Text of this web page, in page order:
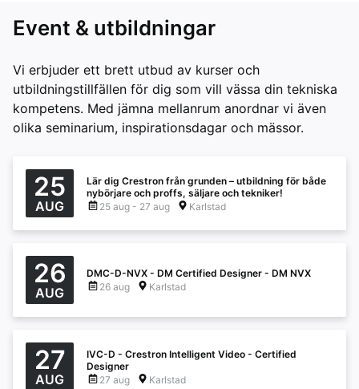
Event & utbildningar
Vi erbjuder ett brett utbud av kurser och
utbildningstillfällen för dig som vill vässa din tekniska
kompetens. Med jämna mellanrum anordnar vi även
olika seminarium, inspirationsdagar och mässor.
25
AUG
Lär dig Crestron från grunden – utbildning för både
nybörjare och proffs, säljare och tekniker!
25 aug - 27 aug
Karlstad
26
AUG
DMC-D-NVX - DM Certified Designer - DM NVX
26 aug
Karlstad
27
AUG
IVC-D - Crestron Intelligent Video - Certified
Designer
27 aug
Karlstad